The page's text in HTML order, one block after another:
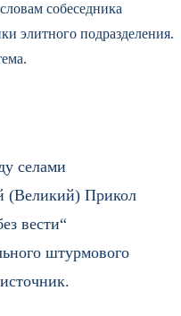
собеседника
элитного подразделения.
селами
(Великий) Прикол
вести“
штурмового